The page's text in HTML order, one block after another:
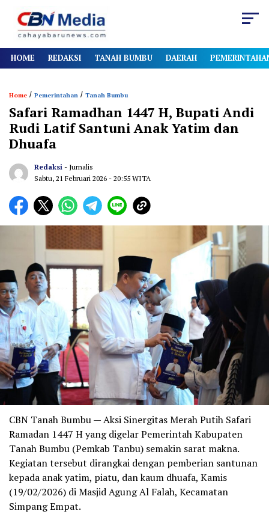
HOME REDAKSI TANAH BUMBU DAERAH
Home / Pemerintahan / Tanah Bumbu
Safari Ramadhan 1447 H, Bupati Andi
Rudi Latif Santuni Anak Yatim dan
Dhuafa
Redaksi - Jurnalis
Sabtu, 21 Februari 2026 - 20:55 WITA
CBN Tanah Bumbu — Aksi Sinergitas Merah Putih Safari
Ramadan 1447 H yang digelar Pemerintah Kabupaten
Tanah Bumbu (Pemkab Tanbu) semakin sarat makna.
Kegiatan tersebut dirangkai dengan pemberian santunan
kepada anak yatim, piatu, dan kaum dhuafa, Kamis
(19/02/2026) di Masjid Agung Al Falah, Kecamatan
Simpang Empat.